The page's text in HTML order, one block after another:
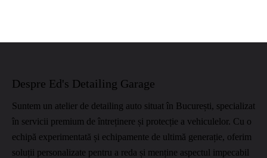
Despre Ed's Detailing Garage
Suntem un atelier de detailing auto situat în București, specializat
în servicii premium de întreținere și protecție a vehiculelor. Cu o
echipă experimentată și echipamente de ultimă generație, oferim
soluții personalizate pentru a reda și menține aspectul impecabil